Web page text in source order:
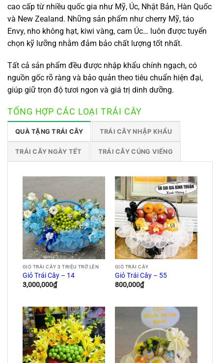
cao cấp từ nhiều quốc gia như Mỹ, Úc, Nhật Bản, Hàn Quốc
và New Zealand. Những sản phẩm như cherry Mỹ, táo
Envy, nho không hạt, kiwi vàng, cam Úc… luôn được tuyển
chọn kỹ lưỡng nhằm đảm bảo chất lượng tốt nhất.
Tất cả sản phẩm đều được nhập khẩu chính ngạch, có
nguồn gốc rõ ràng và bảo quản theo tiêu chuẩn hiện đại,
giúp giữ trọn độ tươi ngon và giá trị dinh dưỡng.
TỔNG HỢP CÁC LOẠI TRÁI CÂY
QUÀ TẶNG TRÁI CÂY TRÁI CÂY NHẬP KHẨU
TRÁI CÂY NGÀY TẾT TRÁI CÂY CÚNG VIẾNG
GIỎ TRÁI CÂY 3 TRIỆU TRỞ LÊN
Giỏ Trái Cây – 14
3,000,000₫
GIỎ TRÁI CÂY
Giỏ Trái Cây – 55
800,000₫